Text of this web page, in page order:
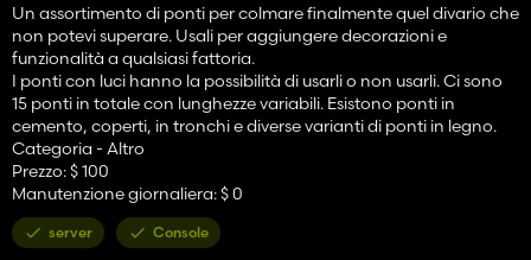
Un assortimento di ponti per colmare finalmente quel divario che
non potevi superare. Usali per aggiungere decorazioni e
funzionalità a qualsiasi fattoria.
I ponti con luci hanno la possibilità di usarli o non usarli. Ci sono
15 ponti in totale con lunghezze variabili. Esistono ponti in
cemento, coperti, in tronchi e diverse varianti di ponti in legno.
Categoria - Altro
Prezzo: $ 100
Manutenzione giornaliera: $ 0
server Console